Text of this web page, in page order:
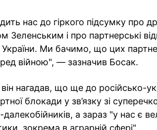
нас до гіркого підсумку про
Зеленським і про партнерські
Ми бачимо, що цих
війною", — зазначив Босак.
нагадав, що ще до російсько-
блокади у зв’язку зі
далекобійників, а зараз "у нас є